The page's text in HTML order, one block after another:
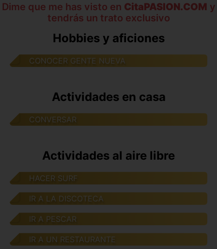
Dime que me has visto en CitaPASION.COM y
tendrás un trato exclusivo
Hobbies y aficiones
CONOCER GENTE NUEVA
Actividades en casa
CONVERSAR
Actividades al aire libre
HACER SURF
IR A LA DISCOTECA
IR A PESCAR
IR A UN RESTAURANTE